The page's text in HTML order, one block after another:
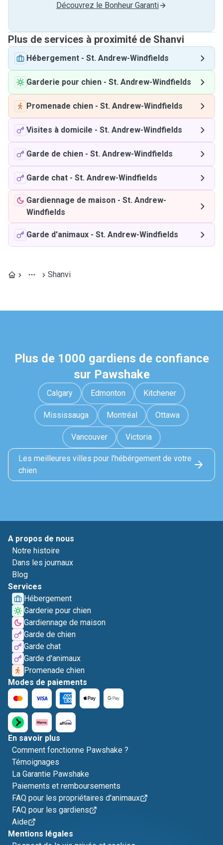
Découvrez le Bonheur Garanti
Plus de services à proximité de Shanvi
Hébergement - St. Andrew-Windfields
Garderie pour chien - St. Andrew-Windfields
Promenade chien - St. Andrew-Windfields
Visites à domicile - St. Andrew-Windfields
Garde de chien - St. Andrew-Windfields
Garde chat - St. Andrew-Windfields
Gardiennage de maison - St. Andrew-
Windfields
Garde d'animaux - St. Andrew-Windfields
Shanvi
Plus de 1000 gardiens de confiance
sur Pawshake
Calgary Edmonton Kitchener
Mississauga Montréal Ottawa
Vancouver Victoria
Les meilleures villes pour l'hébérgement de votre
chien
A propos de nous
Notre histoire
Dans les journaux
Blog
Services
Hébergement
Garderie pour chien
Gardiennage de maison
Garde de chien
Garde chat
Garde d'animaux
Promenade chien
Modes de paiements
En savoir plus
Comment fonctionne Pawshake ?
Témoignages
La Garantie Pawshake
Paiements et remboursements
FAQ pour les propriétaires d'animaux
FAQ pour les gardiens
Aide
Mentions légales